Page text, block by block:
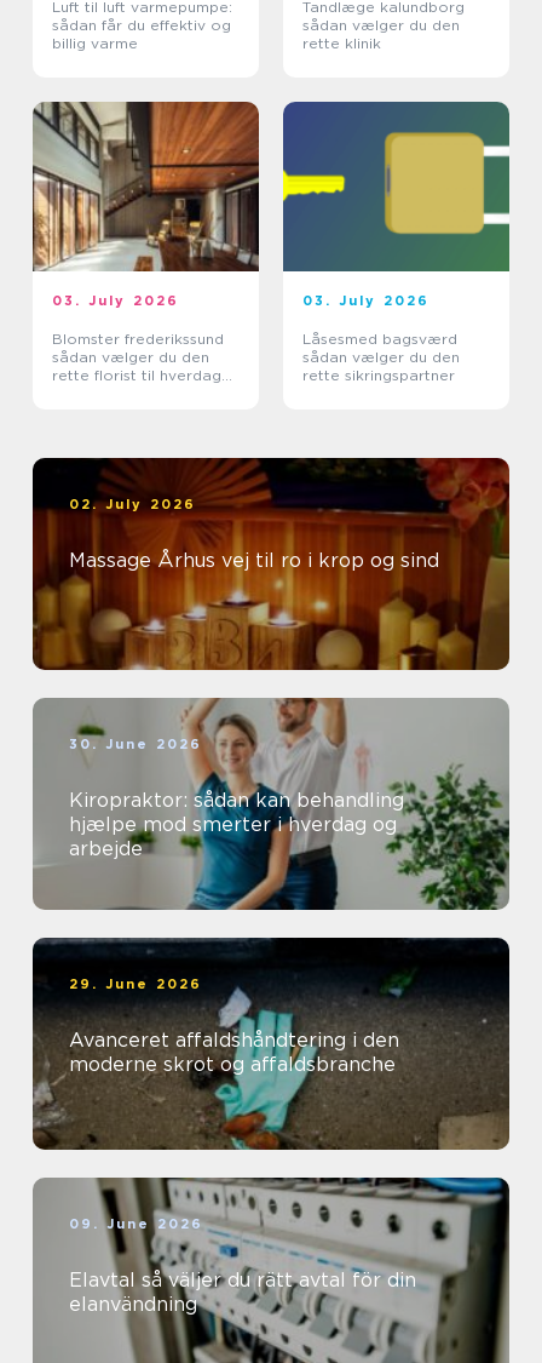
Luft til luft varmepumpe:
sådan får du effektiv og
billig varme
Tandlæge kalundborg
sådan vælger du den
rette klinik
03. July 2026
Blomster frederikssund
sådan vælger du den
rette florist til hverdag
03. July 2026
Låsesmed bagsværd
sådan vælger du den
rette sikringspartner
02. July 2026
Massage Århus vej til ro i krop og sind
30. June 2026
Kiropraktor: sådan kan behandling
hjælpe mod smerter i hverdag og
arbejde
29. June 2026
Avanceret affaldshåndtering i den
moderne skrot og affaldsbranche
09. June 2026
Elavtal så väljer du rätt avtal för din
elanvändning